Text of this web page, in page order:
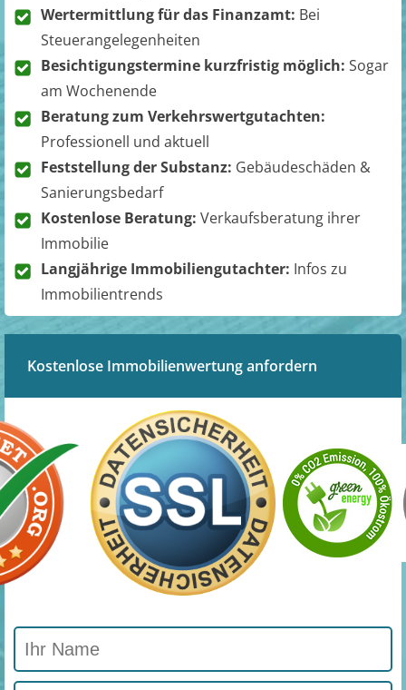
Wertermittlung für das Finanzamt: Bei
Steuerangelegenheiten
Besichtigungstermine kurzfristig möglich: Sogar
am Wochenende
Beratung zum Verkehrswertgutachten:
Professionell und aktuell
Feststellung der Substanz: Gebäudeschäden &
Sanierungsbedarf
Kostenlose Beratung: Verkaufsberatung ihrer
Immobilie
Langjährige Immobiliengutachter: Infos zu
Immobilientrends
Kostenlose Immobilienwertung anfordern